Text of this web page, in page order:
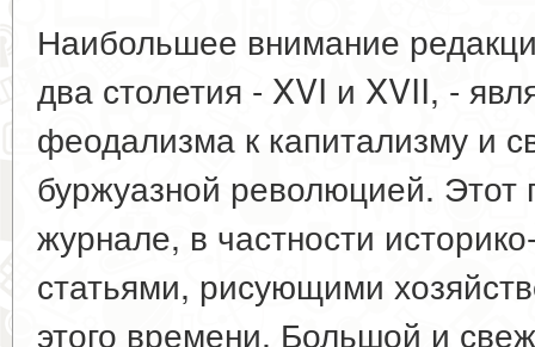
Наибольшее внимание
два столетия - XVI и XVII, -
феодализма к капитализму и
буржуазной революцией. Этот
журнале, в частности
статьями, рисующими
этого времени. Большой и